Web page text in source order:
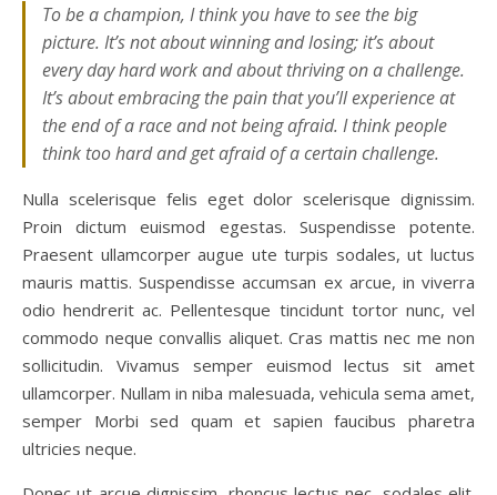
To be a champion, I think you have to see the big
picture. It’s not about winning and losing; it’s about
every day hard work and about thriving on a challenge.
It’s about embracing the pain that you’ll experience at
the end of a race and not being afraid. I think people
think too hard and get afraid of a certain challenge.
Nulla scelerisque felis eget dolor scelerisque dignissim.
Proin dictum euismod egestas. Suspendisse potente.
Praesent ullamcorper augue ute turpis sodales, ut luctus
mauris mattis. Suspendisse accumsan ex arcue, in viverra
odio hendrerit ac. Pellentesque tincidunt tortor nunc, vel
commodo neque convallis aliquet. Cras mattis nec me non
sollicitudin. Vivamus semper euismod lectus sit amet
ullamcorper. Nullam in niba malesuada, vehicula sema amet,
semper Morbi sed quam et sapien faucibus pharetra
ultricies neque.